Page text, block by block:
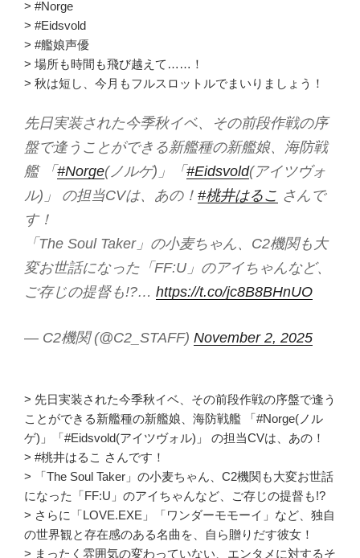
> #Norge
> #Eidsvold
> #艦娘声優
> 場所も時間も飛び越えて……！
> 秋は短し、今月もフルスロットルでまいりましょう！
先日実装された今季秋イベ、その前段作戦の序
盤で逢うことができる新艦種の新艦娘、海防戦
艦 「#Norge(ノルゲ)」「#Eidsvold(アイツヴォ
ル)」 の担当CVは、あの！ #桃井はるこ さんで
す！
「The Soul Taker」の小麦ちゃん、C2機関も大
変お世話になった「FF:U」のアイちゃんなど、
ご存じの提督も!?… https://t.co/jc8B8BHnUO
— C2機関 (@C2_STAFF) November 2, 2025
> 先日実装された今季秋イベ、その前段作戦の序盤で逢う
ことができる新艦種の新艦娘、海防戦艦 「#Norge(ノル
ゲ)」「#Eidsvold(アイツヴォル)」 の担当CVは、あの！
> #桃井はるこ さんです！
> 「The Soul Taker」の小麦ちゃん、C2機関も大変お世話
になった「FF:U」のアイちゃんなど、ご存じの提督も!?
> さらに「LOVE.EXE」「ワンダーモモーイ」など、独自
の世界観と存在感のある名曲を、自ら贈りだす彼女！
> まったく雰囲気の変わっていない、エンタメに対するそ